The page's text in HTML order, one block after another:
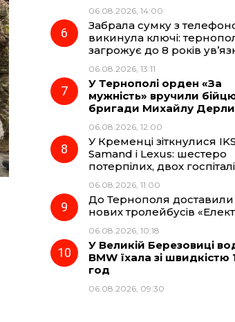
06.08.2026, 14:00
Забрала сумку з
викинула ключі:
загрожує до 8 років
06.08.2026, 13:11
У Тернополі орден «За
мужність» вручили
бригади Михайлу
06.08.2026, 12:00
У Кременці зіткнулися
Samand і Lexus: шестеро
потерпілих, двох
06.08.2026, 11:00
До Тернополя доставили
нових тролейбусів
06.08.2026, 10:18
У Великій Березовиці
BMW їхала зі швидкістю
год
06.08.2026, 09:30